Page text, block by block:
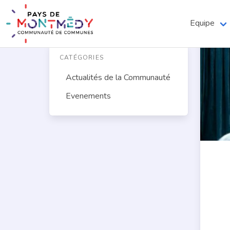
Equipe
CATÉGORIES
Actualités de la Communauté
Evenements